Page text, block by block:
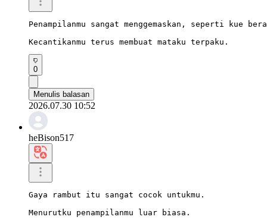
Penampilanmu sangat menggemaskan, seperti kue
Kecantikanmu terus membuat mataku terpaku.
0
Menulis balasan
2026.07.30 10:52
heBison517
Gaya rambut itu sangat cocok untukmu.
Menurutku penampilanmu luar biasa.